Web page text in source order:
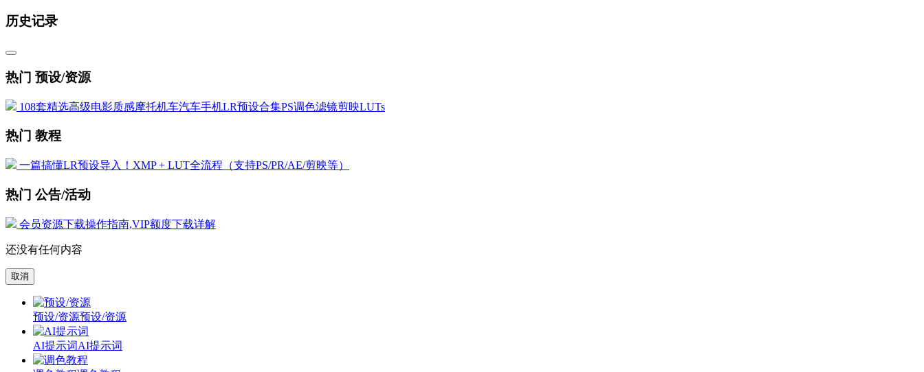
历史记录
热门 预设/资源
108套精选高级电影质感摩托机车汽车手机LR预设合集PS调色滤镜剪映LUTs
热门 教程
一篇搞懂LR预设导入！XMP + LUT全流程（支持PS/PR/AE/剪映等）
热门 公告/活动
会员资源下载操作指南,VIP额度下载详解
还没有任何内容
取消
预设/资源预设/资源
AI提示词AI提示词